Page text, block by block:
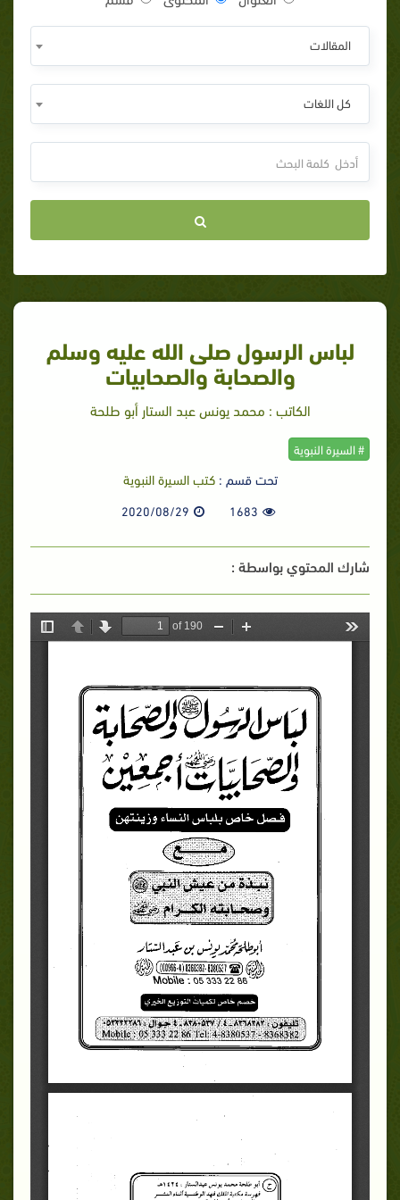
المقالات
كل اللغات
لباس الرسول صلى الله عليه وسلم
والصحابة والصحابيات
الكاتب : محمد يونس عبد الستار أبو طلحة
# السيرة النبوية
تحت قسم :كتب السيرة النبوية
1683
2020/08/29
شارك المحتوي بواسطة :